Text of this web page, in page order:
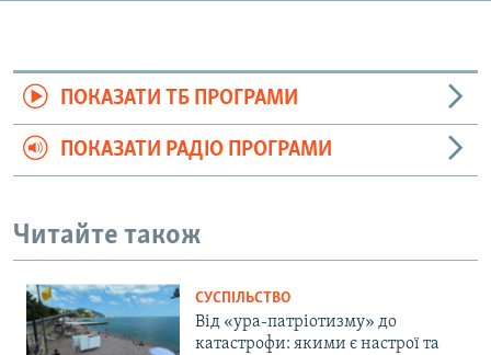
ПОКАЗАТИ ТБ ПРОГРАМИ
ПОКАЗАТИ РАДІО ПРОГРАМИ
Читайте також
СУСПІЛЬСТВО
Від «ура-патріотизму» до
катастрофи: якими є настрої та